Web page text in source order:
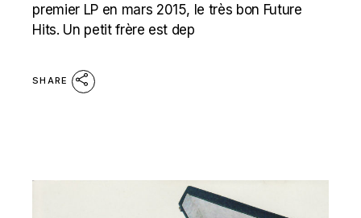
premier LP en mars 2015, le très bon Future
Hits. Un petit frère est dep
SHARE